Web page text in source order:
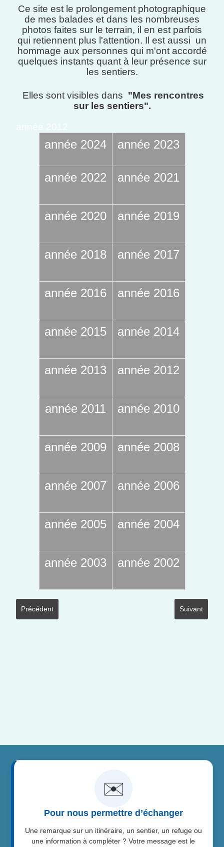
Ce site est le prolongement photographique
de mes balades et dans les nombreuses
photos faites sur le terrain, il en est parfois
qui retiennent plus l'attention. Il est aussi un
hommage aux personnes qui m'ont accordé
quelques instants quant à leur présence sur
les sentiers.
Elles sont visibles dans "Mes rencontres
sur les sentiers".
année 2024 année 2023
année 2022 année 2021
année 2020 année 2019
année 2018 année 2017
année 2016 année 2016
année 2015 année 2014
année 2013 année 2012
année 2011 année 2010
année 2009 année 2008
année 2007 année 2006
année 2005 année 2004
année 2003 année 2002
Article précédent : som 03 balades nuée bleue dna
Précédent Article
Suivant
✉️
Pour nous permettre d’échanger
Une remarque sur un itinéraire, un sentier, un refuge ou
une information à compléter ? Votre message est le